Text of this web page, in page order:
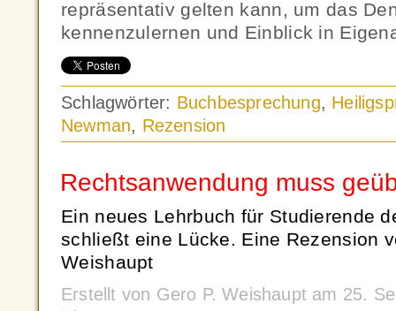
repräsentativ gelten kann, um das
kennenzulernen und Einblick in
Schlagwörter: Buchbesprechung,
Newman, Rezension
Rechtsanwendung muss
Ein neues Lehrbuch für Studierende
schließt eine Lücke. Eine Rezension
Weishaupt
Erstellt von Gero P. Weishaupt am 25.